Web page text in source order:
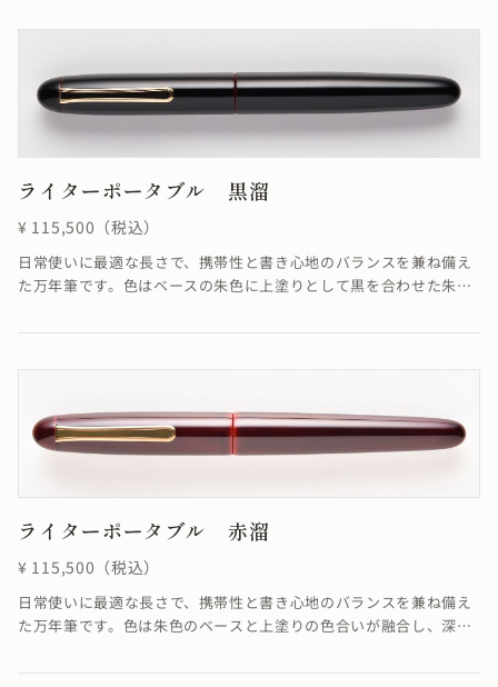
ライターポータブル 黒溜
¥ 115,500（税込）
日常使いに最適な長さで、携帯性と書き心地のバランスを兼ね備え
た万年筆です。色はベースの朱色に上塗りとして黒を合わせた朱合
醸し出した仕上がりになっています。
ライターポータブル 赤溜
¥ 115,500（税込）
日常使いに最適な長さで、携帯性と書き心地のバランスを兼ね備え
た万年筆です。色は朱色のベースと上塗りの色合いが融合し、深く
め、仕上がりの色合いが若干異なる場合がございます≫